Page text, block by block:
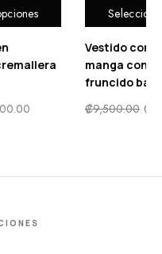
Seleccionar opciones
Vestido con estampado de
manga con volante
fruncido bajo con fruncido
₡9,500.00 4,900.00